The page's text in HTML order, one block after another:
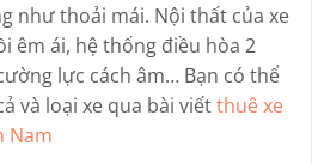
như thoải mái. Nội thất của xe
êm ái, hệ thống điều hòa 2
lực cách âm… Bạn có thể
và loại xe qua bài viếtthuê xe
Nam